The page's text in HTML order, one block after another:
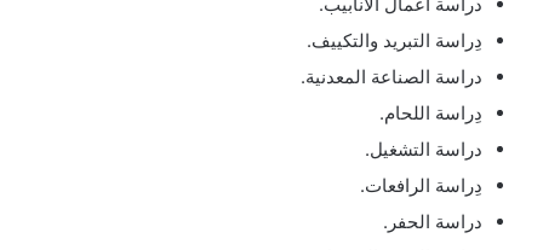
دِراسة التبريد والتكييف.
دراسة الصناعة المعدنية.
دِراسة اللحام.
دراسة التشغيل.
دِراسة الرافعات.
دراسة الحفر.